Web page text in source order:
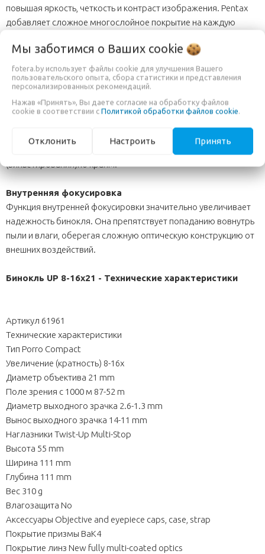
повышая яркость, четкость и контраст изображения. Pentax
добавляет сложное многослойное покрытие на каждую
Optics для того, чтобы вы получали яркое четкое и чистое
изображение.
Призма из стекла BaK4
Призмы из высококачественного оптического стекла BaK4 с
биноклях Pentax, что дает возможность получить идеально
ровное и чистое изображение без затемнения
(виньетирования)по краям.
Внутренняя фокусировка
Функция внутренней фокусировки значительно увеличивает
надежность бинокля. Она препятствует попаданию вовнутрь
пыли и влаги, оберегая сложную оптическую конструкцию от
внешних воздействий.
Бинокль UP 8-16x21 - Технические характеристики
Артикул 61961
Технические характеристики
Тип Porro Compact
Увеличение (кратность) 8-16x
Диаметр объектива 21 mm
Поле зрения с 1000 м 87-52 m
Диаметр выходного зрачка 2.6-1.3 mm
Вынос выходного зрачка 14-11 mm
Наглазники Twist-Up Multi-Stop
Высота 55 mm
Ширина 111 mm
Глубина 111 mm
Вес 310 g
Влагозащита No
Аксессуары Objective and eyepiece caps, case, strap
Покрытие призмы BaK4
Покрытие линз New fully multi-coated optics
Мы заботимся о Ваших cookie
fotera.by использует файлы cookie для улучшения Вашего
пользовательского опыта, сбора статистики и представления
персонализированных рекомендаций.
Нажав «Принять», Вы даете согласие на обработку файлов
cookie в соответствии с Политикой обработки файлов cookie.
Отклонить Настроить Принять